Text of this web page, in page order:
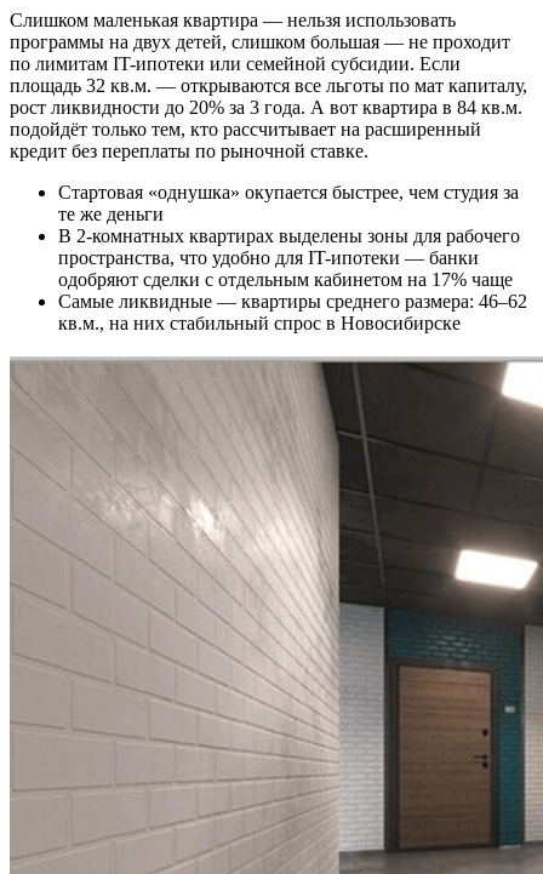
Слишком маленькая квартира — нельзя использовать
программы на двух детей, слишком большая — не проходит
по лимитам IT-ипотеки или семейной субсидии. Если
площадь 32 кв.м. — открываются все льготы по мат капиталу,
рост ликвидности до 20% за 3 года. А вот квартира в 84 кв.м.
подойдёт только тем, кто рассчитывает на расширенный
кредит без переплаты по рыночной ставке.
Стартовая «однушка» окупается быстрее, чем студия за
те же деньги
В 2-комнатных квартирах выделены зоны для рабочего
пространства, что удобно для IT-ипотеки — банки
одобряют сделки с отдельным кабинетом на 17% чаще
Самые ликвидные — квартиры среднего размера: 46–62
кв.м., на них стабильный спрос в Новосибирске